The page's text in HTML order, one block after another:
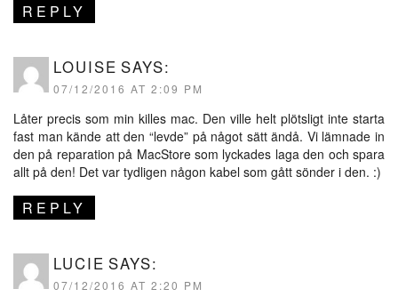
REPLY
LOUISE SAYS:
07/12/2016 AT 2:09 PM
Låter precis som min killes mac. Den ville helt plötsligt inte starta
fast man kände att den “levde” på något sätt ändå. Vi lämnade in
den på reparation på MacStore som lyckades laga den och spara
allt på den! Det var tydligen någon kabel som gått sönder i den. :)
REPLY
LUCIE SAYS:
07/12/2016 AT 2:20 PM